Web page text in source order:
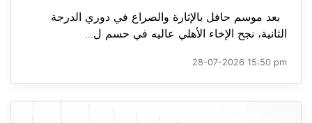
بعد موسم حافل بالإثارة والصراع في دوري الدرجة
الثانية، نجح الإخاء الأهلي عاليه في حسم ل...
28-07-2026 15:50 pm